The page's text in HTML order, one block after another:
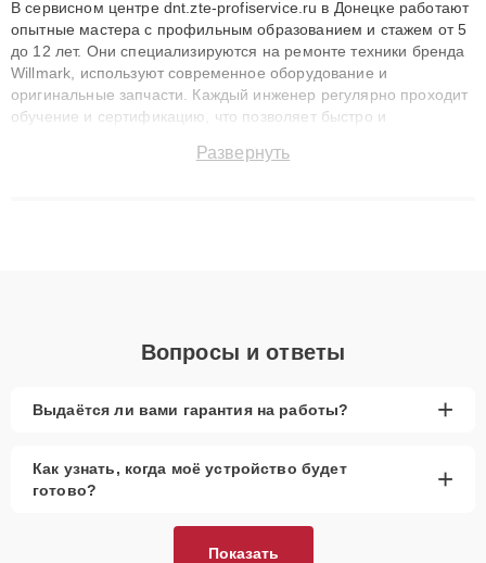
В сервисном центре dnt.zte-profiservice.ru в Донецке работают
опытные мастера с профильным образованием и стажем от 5
до 12 лет. Они специализируются на ремонте техники бренда
Willmark, используют современное оборудование и
оригинальные запчасти. Каждый инженер регулярно проходит
обучение и сертификацию, что позволяет быстро и
сохранением гарантии до 3 лет. Наши мастера решают
Развернуть
Вопросы и ответы
Выдаётся ли вами гарантия на работы? +
Как узнать, когда моё устройство будет
готово?
+
Показать